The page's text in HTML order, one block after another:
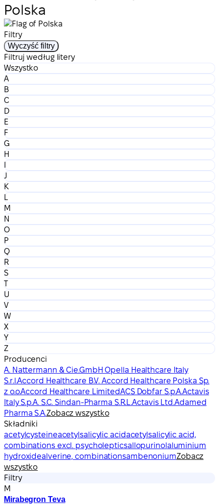
Polska
Filtry
Wyczyść filtry
Filtruj według litery
Wszystko
A
B
C
D
E
F
G
H
I
J
K
L
M
N
O
P
Q
R
S
T
U
V
W
X
Y
Z
Producenci
A. Nattermann & Cie.GmbH Opella Healthcare Italy
S.r.l.Accord Healthcare B.V. Accord Healthcare Polska Sp.
z o.o.Accord Healthcare LimitedACS Dobfar S.p.A.Actavis
Italy S.p.A. S.C. Sindan-Pharma S.R.L.Actavis Ltd.Adamed
Pharma S.A.Zobacz wszystko
Składniki
acetylcysteineacetylsalicylic acidacetylsalicylic acid,
combinations excl. psycholepticsallopurinolaluminium
hydroxidealverine, combinationsambenoniumZobacz
wszystko
Filtry
M
Mirabegron Teva